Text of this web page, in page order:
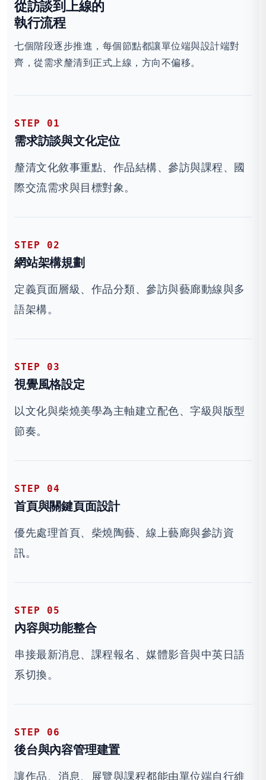
從訪談到上線的
執行流程
七個階段逐步推進，每個節點都讓單位端與設計端對
齊，從需求釐清到正式上線，方向不偏移。
STEP 01
需求訪談與文化定位
釐清文化敘事重點、作品結構、參訪與課程、國
際交流需求與目標對象。
STEP 02
網站架構規劃
定義頁面層級、作品分類、參訪與藝廊動線與多
語架構。
STEP 03
視覺風格設定
以文化與柴燒美學為主軸建立配色、字級與版型
節奏。
STEP 04
首頁與關鍵頁面設計
優先處理首頁、柴燒陶藝、線上藝廊與參訪資
訊。
STEP 05
內容與功能整合
串接最新消息、課程報名、媒體影音與中英日語
系切換。
STEP 06
後台與內容管理建置
讓作品、消息、展覽與課程都能由單位端自行維